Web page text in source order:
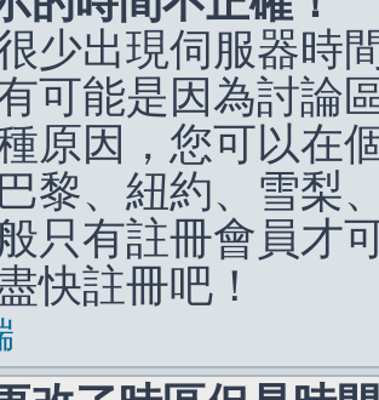
少出現伺服器時
可能是因為討論
原因，您可以在
黎、紐約、雪梨
只有註冊會員才
快註冊吧！